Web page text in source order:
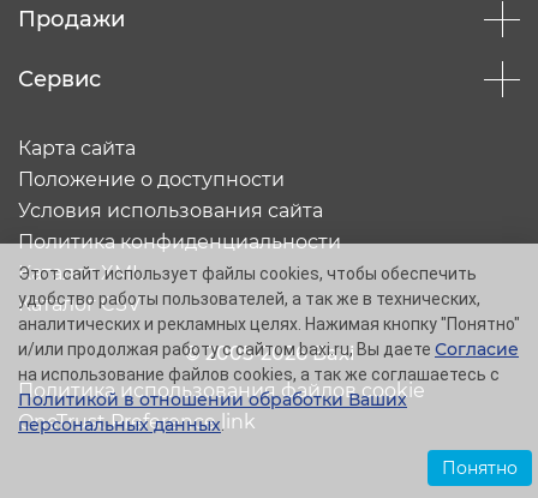
Продажи
Сервис
© 2005-2026 Baxi
Карта сайта
Положение о доступности
Условия использования сайта
Политика конфиденциальности
Каталог XML
Каталог CSV
Политика использования файлов cookie
OneTrust Preference link
Этот сайт использует файлы cookies, чтобы обеспечить
удобство работы пользователей, а так же в технических,
аналитических и рекламных целях. Нажимая кнопку "Понятно"
и/или продолжая работу с сайтом baxi.ru, Вы даете Согласие
на использование файлов cookies, а так же соглашаетесь с
Политикой в отношении обработки Ваших
персональных данных.
Понятно